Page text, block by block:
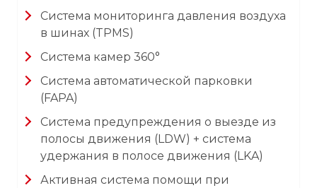
Система мониторинга давления воздуха
в шинах (TPMS)
Система камер 360°
Система автоматической парковки
(FAPA)
Система предупреждения о выезде из
полосы движения (LDW) + система
удержания в полосе движения (LKA)
Активная система помощи при